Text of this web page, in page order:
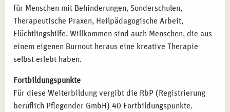
für Menschen mit Behinderungen, Sonderschulen,
Therapeutische Praxen, Heilpädagogische Arbeit,
Flüchtlingshilfe. Willkommen sind auch Menschen, die aus
einem eigenen Burnout heraus eine kreative Therapie
selbst erlebt haben.
Fortbildungspunkte
Für diese Weiterbildung vergibt die RbP (Registrierung
beruflich Pflegender GmbH) 40 Fortbildungspunkte.